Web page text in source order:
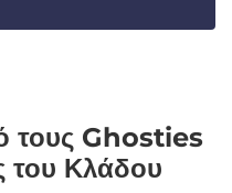
τους Ghosties
του Κλάδου